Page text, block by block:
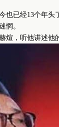
已经13个年头
惘。
，听他讲述他的